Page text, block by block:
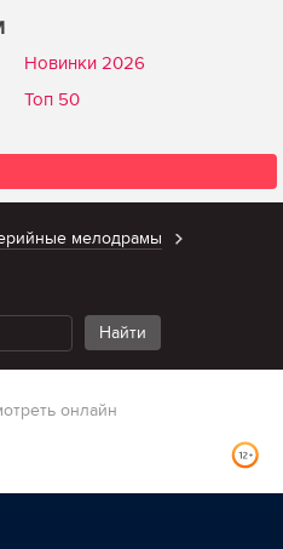
Новинки 2026
Топ 50
мелодрамы
онлайн